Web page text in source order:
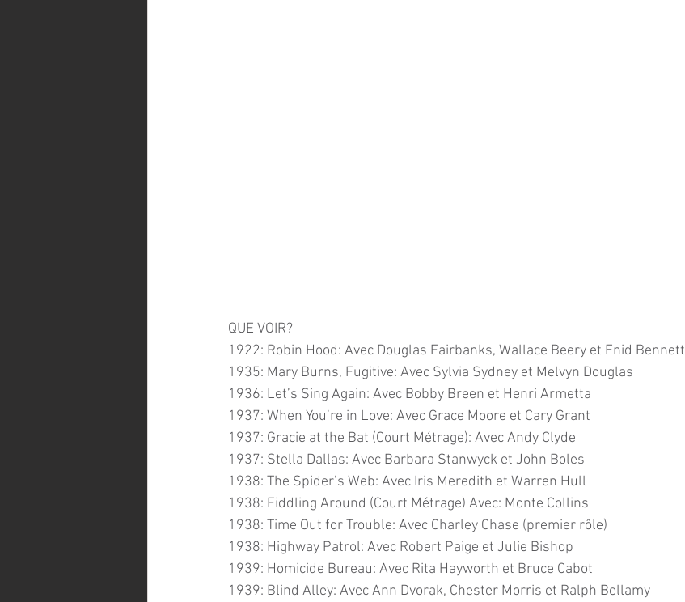
QUE VOIR?
1922: Robin Hood: Avec Douglas Fairbanks, Wallace Beery et Enid Bennett
1935: Mary Burns, Fugitive: Avec Sylvia Sydney et Melvyn Douglas
1936: Let’s Sing Again: Avec Bobby Breen et Henri Armetta
1937: When You’re in Love: Avec Grace Moore et Cary Grant
1937: Gracie at the Bat (Court Métrage): Avec Andy Clyde
1937: Stella Dallas: Avec Barbara Stanwyck et John Boles
1938: The Spider’s Web: Avec Iris Meredith et Warren Hull
1938: Fiddling Around (Court Métrage) Avec: Monte Collins
1938: Time Out for Trouble: Avec Charley Chase (premier rôle)
1938: Highway Patrol: Avec Robert Paige et Julie Bishop
1939: Homicide Bureau: Avec Rita Hayworth et Bruce Cabot
1939: Blind Alley: Avec Ann Dvorak, Chester Morris et Ralph Bellamy